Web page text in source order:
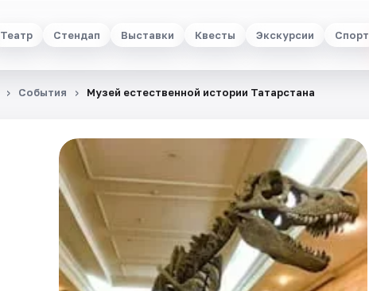
Театр Стендап Выставки Квесты Экскурсии Спорт
События Музей естественной истории Татарстана